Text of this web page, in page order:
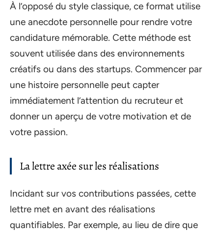
À l’opposé du style classique, ce format utilise
une anecdote personnelle pour rendre votre
candidature mémorable. Cette méthode est
souvent utilisée dans des environnements
créatifs ou dans des startups. Commencer par
une histoire personnelle peut capter
immédiatement l’attention du recruteur et
donner un aperçu de votre motivation et de
votre passion.
La lettre axée sur les réalisations
Incidant sur vos contributions passées, cette
lettre met en avant des réalisations
quantifiables. Par exemple, au lieu de dire que